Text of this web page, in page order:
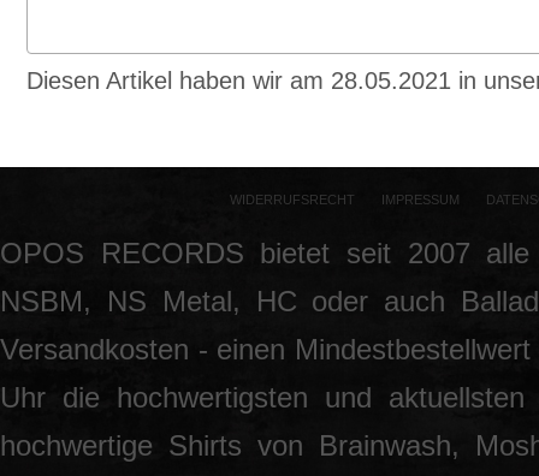
Diesen Artikel haben wir am 28.05.2021 in
WIDERRUFSRECHT IMPRESSUM
OPOS RECORDS bietet seit 2007
NSBM, NS Metal, HC oder auch
Versandkosten - einen
Uhr die hochwertigsten und
hochwertige Shirts von Brainwash,